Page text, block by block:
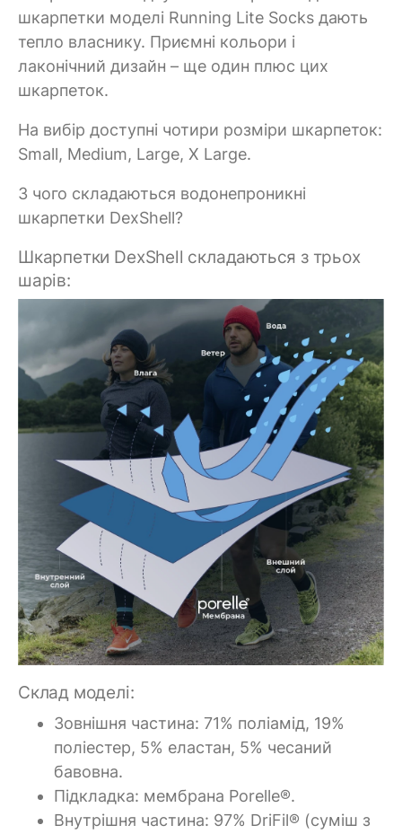
шкарпетки моделі Running Lite Socks дають
тепло власнику. Приємні кольори і
лаконічний дизайн – ще один плюс цих
шкарпеток.
На вибір доступні чотири розміри шкарпеток:
Small, Medium, Large, X Large.
З чого складаються водонепроникні
шкарпетки DexShell?
Шкарпетки DexShell складаються з трьох
шарів:
Склад моделі:
Зовнішня частина: 71% поліамід, 19%
поліестер, 5% еластан, 5% чесаний
бавовна.
Підкладка: мембрана Porelle®.
Внутрішня частина: 97% DriFil® (суміш з